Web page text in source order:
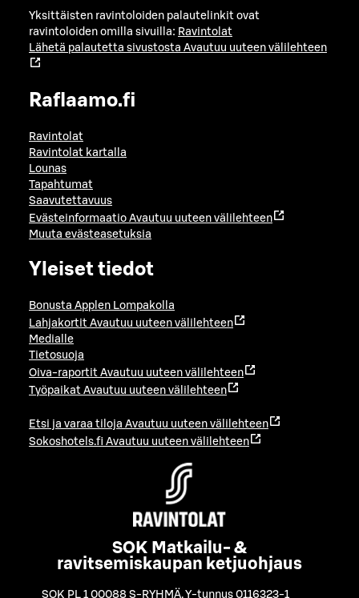
Yksittäisten ravintoloiden palautelinkit ovat
ravintoloiden omilla sivuilla: Ravintolat
Lähetä palautetta sivustosta Avautuu uuteen välilehteen
Raflaamo.fi
Ravintolat
Ravintolat kartalla
Lounas
Tapahtumat
Saavutettavuus
Evästeinformaatio Avautuu uuteen välilehteen
Muuta evästeasetuksia
Yleiset tiedot
Bonusta Applen Lompakolla
Lahjakortit Avautuu uuteen välilehteen
Medialle
Tietosuoja
Oiva-raportit Avautuu uuteen välilehteen
Työpaikat Avautuu uuteen välilehteen
Etsi ja varaa tiloja Avautuu uuteen välilehteen
Sokoshotels.fi Avautuu uuteen välilehteen
SOK Matkailu- &
ravitsemiskaupan ketjuohjaus
SOK PL 1 00088 S-RYHMÄ,Y-tunnus 0116323-1